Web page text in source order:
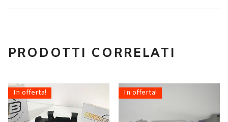
PRODOTTI CORRELATI
In offerta! In offerta!